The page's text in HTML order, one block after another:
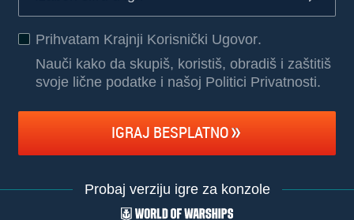
Prihvatam Krajnji Korisnički Ugovor.
Nauči kako da skupiš, koristiš, obradiš i zaštitiš
svoje lične podatke i našoj Politici Privatnosti.
IGRAJ BESPLATNO
Probaj verziju igre za konzole